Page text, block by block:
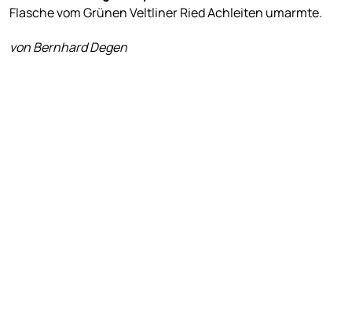
Flasche vom Grünen Veltliner Ried Achleiten umarmte.
von Bernhard Degen